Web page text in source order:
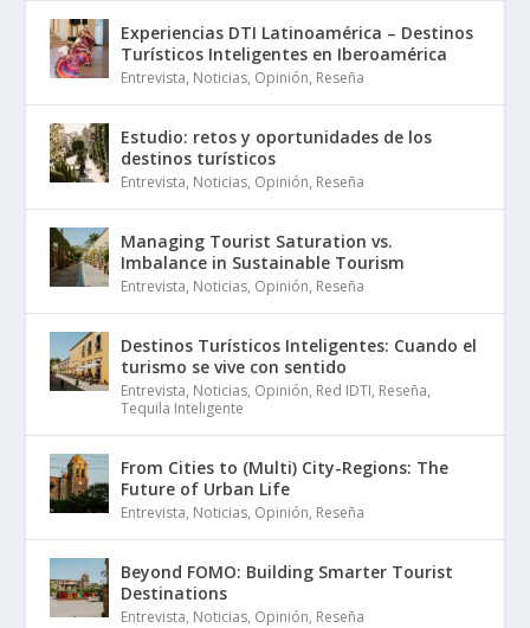
Experiencias DTI Latinoamérica – Destinos
Turísticos Inteligentes en Iberoamérica
Entrevista, Noticias, Opinión, Reseña
Estudio: retos y oportunidades de los
destinos turísticos
Entrevista, Noticias, Opinión, Reseña
Managing Tourist Saturation vs.
Imbalance in Sustainable Tourism
Entrevista, Noticias, Opinión, Reseña
Destinos Turísticos Inteligentes: Cuando el
turismo se vive con sentido
Entrevista, Noticias, Opinión, Red IDTI, Reseña,
Tequila Inteligente
From Cities to (Multi) City-Regions: The
Future of Urban Life
Entrevista, Noticias, Opinión, Reseña
Beyond FOMO: Building Smarter Tourist
Destinations
Entrevista, Noticias, Opinión, Reseña